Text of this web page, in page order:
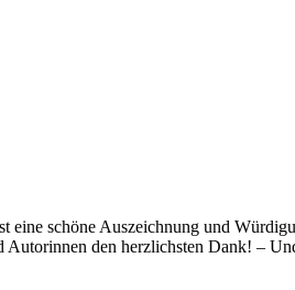
eine schöne Auszeichnung und
Autorinnen den herzlichsten Dank! –